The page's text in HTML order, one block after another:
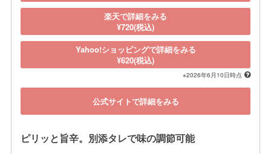
楽天で詳細をみる
¥720(税込)
Yahoo!ショッピングで詳細をみる
¥620(税込)
※2026年6月10日時点
公式サイトで詳細をみる
ピリッと旨辛。別添タレで味の調節可能